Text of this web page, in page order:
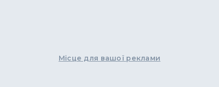
Місце для вашої реклами